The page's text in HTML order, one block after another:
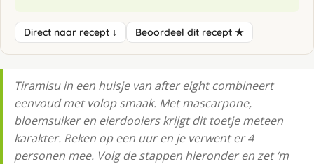
Direct naar recept ↓ Beoordeel dit recept ★
Tiramisu in een huisje van after eight combineert
eenvoud met volop smaak. Met mascarpone,
bloemsuiker en eierdooiers krijgt dit toetje meteen
karakter. Reken op een uur en je verwent er 4
personen mee. Volg de stappen hieronder en zet ‘m